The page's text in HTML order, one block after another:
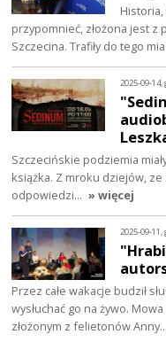
przypomnieć, złożona jest z
Szczecina. Trafiły do tego
2025-09-
Szczecińskie podziemia
książka. Z mroku dziejów, ze
odpowiedzi… » więcej
2025-09-
Przez całe wakacje budził
wysłuchać go na żywo.
złożonym z felietonów Anny…